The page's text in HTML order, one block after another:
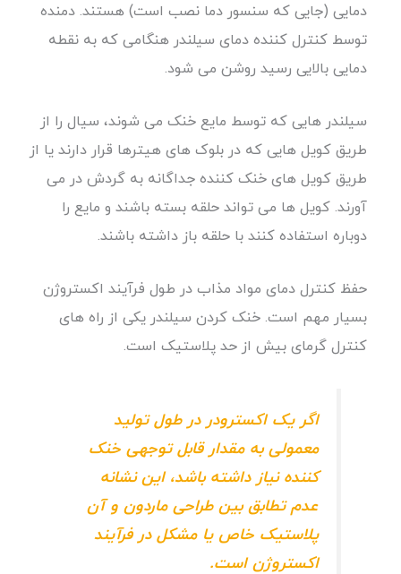
دمایی (جایی که سنسور دما نصب است) هستند. دمنده
توسط کنترل کننده دمای سیلندر هنگامی که به نقطه
دمایی بالایی رسید روشن می شود.
سیلندر هایی که توسط مایع خنک می شوند، سیال را از
طریق کویل هایی که در بلوک های هیترها قرار دارند یا از
طریق کویل های خنک کننده جداگانه به گردش در می
آورند. کویل ها می تواند حلقه بسته باشند و مایع را
دوباره استفاده کنند با حلقه باز داشته باشند.
حفظ کنترل دمای مواد مذاب در طول فرآیند اکستروژن
بسیار مهم است. خنک کردن سیلندر یکی از راه های
کنترل گرمای بیش از حد پلاستیک است.
اگر یک اکسترودر در طول تولید
معمولی به مقدار قابل توجهی خنک
کننده نیاز داشته باشد، این نشانه
عدم تطابق بین طراحی ماردون و آن
پلاستیک خاص یا مشکل در فرآیند
اکستروژن است.